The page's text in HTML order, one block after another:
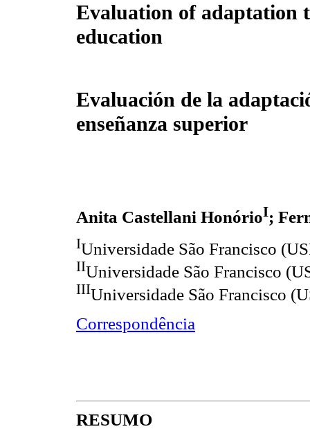
Evaluation of adaptation
education
Evaluación de la
enseñanza superior
Anita Castellani HonórioI;
IUniversidade São Francisco
IIUniversidade São Francisco
IIIUniversidade São Francisco
Correspondência
RESUMO